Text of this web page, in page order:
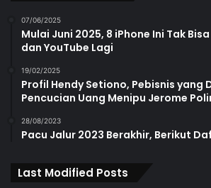
07/06/2025
Mulai Juni 2025, 8 iPhone Ini Tak
dan YouTube Lagi
19/02/2025
Profil Hendy Setiono, Pebisnis yang
Pencucian Uang Menipu Jerome
28/08/2023
Pacu Jalur 2023 Berakhir, Berikut
Last Modified Posts